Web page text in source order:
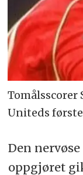
Tomålsscorer
Uniteds
Den
oppgjøret